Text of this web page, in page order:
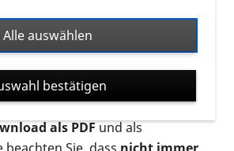
Formatfilter, um ausschließlich
Audios oder Videos zu
Flyer und Broschüren werden in
angeboten: zur
als gedruckte Variante
als PDFund als
Alle auswählen
bestätigen